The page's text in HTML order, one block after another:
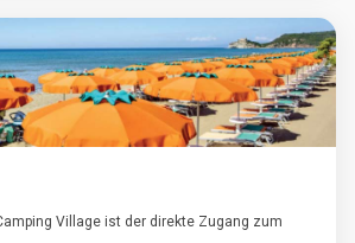
Village ist der direkte Zugang zum